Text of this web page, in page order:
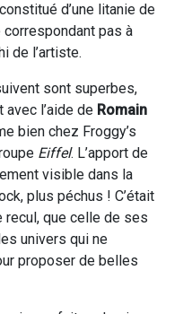
d’une litanie de
pas à
de l’artiste.
sont superbes,
l’aide de Romain
bien chez Froggy’s
Eiffel. L’apport de
visible dans la
plus péchus ! C’était
recul, que celle de ses
univers qui ne
proposer de belles